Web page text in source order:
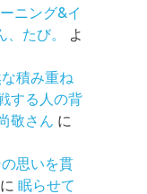
ニング&イ
たび。
よ
積み重ね
する人の背
敬さん
に
思いを貫
に 眠らせて